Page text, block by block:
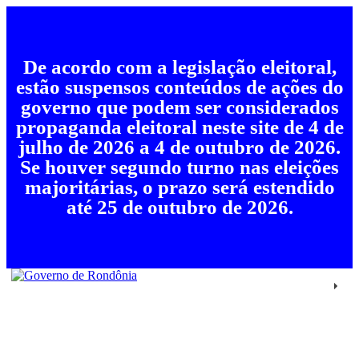
De acordo com a legislação eleitoral,
estão suspensos conteúdos de ações do
governo que podem ser considerados
propaganda eleitoral neste site de 4 de
julho de 2026 a 4 de outubro de 2026.
Se houver segundo turno nas eleições
majoritárias, o prazo será estendido
até 25 de outubro de 2026.